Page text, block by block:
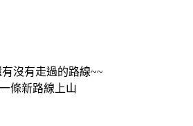
沒有走過的路線~~
條新路線上山